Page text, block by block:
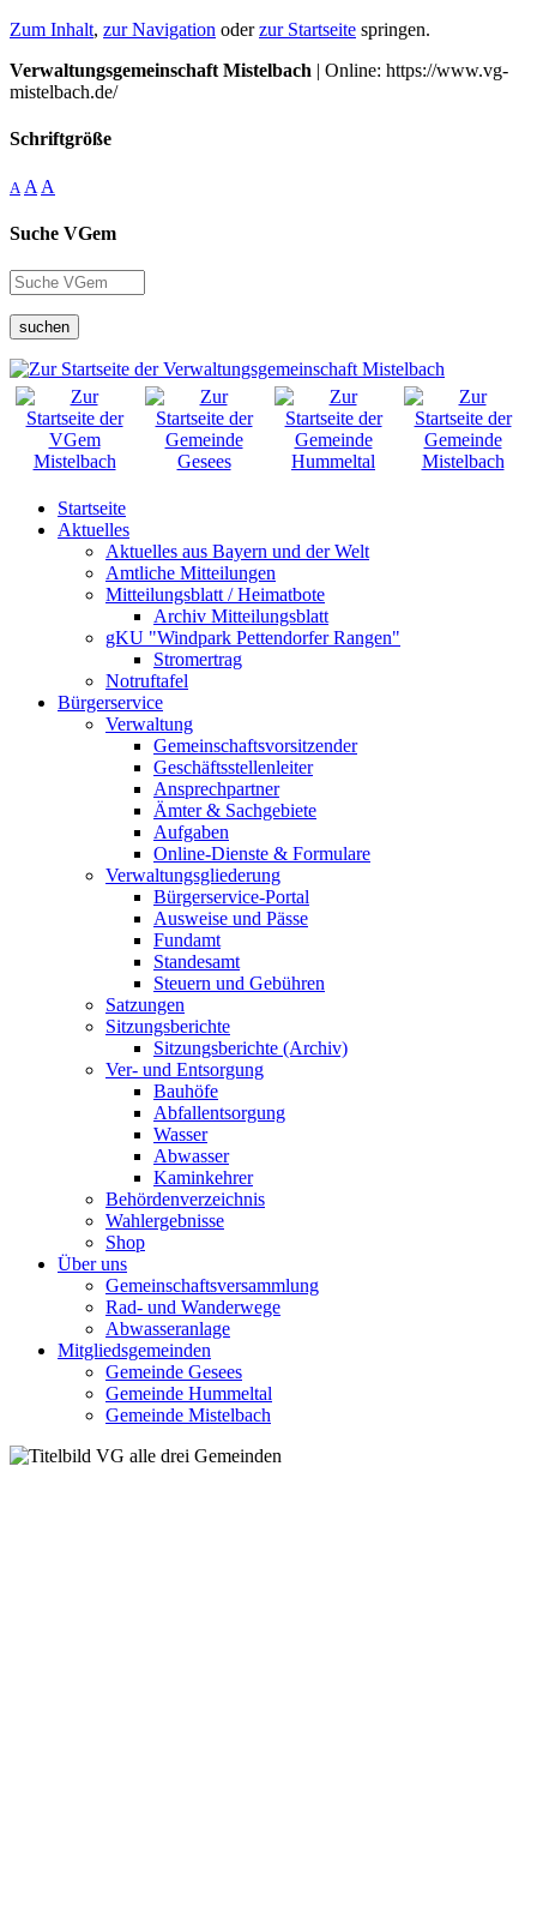
Zum Inhalt, zur Navigation oderzur Startseite springen.
Verwaltungsgemeinschaft Mistelbach | Online: https://www.vg-
mistelbach.de/
Schriftgröße
A A A
Suche VGem
suchen
Startseite
Aktuelles
Aktuelles aus Bayern und der Welt
Amtliche Mitteilungen
Mitteilungsblatt / Heimatbote
Archiv Mitteilungsblatt
gKU "Windpark Pettendorfer Rangen"
Stromertrag
Notruftafel
Bürgerservice
Verwaltung
Gemeinschaftsvorsitzender
Geschäftsstellenleiter
Ansprechpartner
Ämter & Sachgebiete
Aufgaben
Online-Dienste & Formulare
Verwaltungsgliederung
Bürgerservice-Portal
Ausweise und Pässe
Fundamt
Standesamt
Steuern und Gebühren
Satzungen
Sitzungsberichte
Sitzungsberichte (Archiv)
Ver- und Entsorgung
Bauhöfe
Abfallentsorgung
Wasser
Abwasser
Kaminkehrer
Behördenverzeichnis
Wahlergebnisse
Shop
Über uns
Gemeinschaftsversammlung
Rad- und Wanderwege
Abwasseranlage
Mitgliedsgemeinden
Gemeinde Gesees
Gemeinde Hummeltal
Gemeinde Mistelbach